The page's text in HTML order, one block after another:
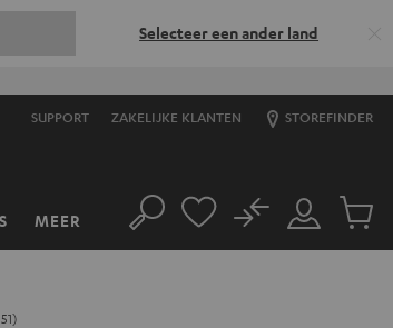
Selecteer een ander land
SUPPORT ZAKELIJKE KLANTEN STOREFINDER
MEER Zoeken
Mijn
account
No